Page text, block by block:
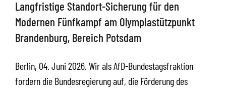
Langfristige Standort-Sicherung für den
Modernen Fünfkampf am Olympiastützpunkt
Brandenburg, Bereich Potsdam
Berlin, 04. Juni 2026. Wir als AfD-Bundestagsfraktion
fordern die Bundesregierung auf, die Förderung des